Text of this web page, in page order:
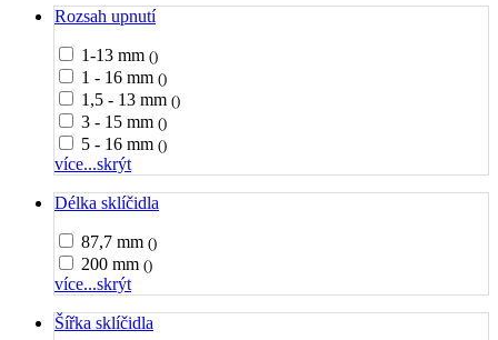
Rozsah upnutí
1-13 mm ()
1 - 16 mm ()
1,5 - 13 mm ()
3 - 15 mm ()
5 - 16 mm ()
více...skrýt
Délka sklíčidla
87,7 mm ()
200 mm ()
více...skrýt
Šířka sklíčidla